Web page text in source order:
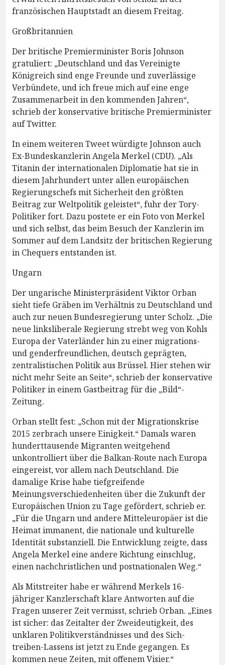
französischen Hauptstadt an diesem Freitag.
Großbritannien
Der britische Premierminister Boris Johnson
gratuliert: „Deutschland und das Vereinigte
Königreich sind enge Freunde und zuverlässige
Verbündete, und ich freue mich auf eine enge
Zusammenarbeit in den kommenden Jahren“,
schrieb der konservative britische Premierminister
auf Twitter.
In einem weiteren Tweet würdigte Johnson auch
Ex-Bundeskanzlerin Angela Merkel (CDU). „Als
Titanin der internationalen Diplomatie hat sie in
diesem Jahrhundert unter allen europäischen
Regierungschefs mit Sicherheit den größten
Beitrag zur Weltpolitik geleistet“, fuhr der Tory-
Politiker fort. Dazu postete er ein Foto von Merkel
und sich selbst, das beim Besuch der Kanzlerin im
Sommer auf dem Landsitz der britischen Regierung
in Chequers entstanden ist.
Ungarn
Der ungarische Ministerpräsident Viktor Orban
sieht tiefe Gräben im Verhältnis zu Deutschland und
auch zur neuen Bundesregierung unter Scholz. „Die
neue linksliberale Regierung strebt weg von Kohls
Europa der Vaterländer hin zu einer migrations-
und genderfreundlichen, deutsch geprägten,
zentralistischen Politik aus Brüssel. Hier stehen wir
nicht mehr Seite an Seite“, schrieb der konservative
Politiker in einem Gastbeitrag für die „Bild“-
Zeitung.
Orban stellt fest: „Schon mit der Migrationskrise
2015 zerbrach unsere Einigkeit.“ Damals waren
hunderttausende Migranten weitgehend
unkontrolliert über die Balkan-Route nach Europa
eingereist, vor allem nach Deutschland. Die
damalige Krise habe tiefgreifende
Meinungsverschiedenheiten über die Zukunft der
Europäischen Union zu Tage gefördert, schrieb er.
„Für die Ungarn und andere Mitteleuropäer ist die
Heimat immanent, die nationale und kulturelle
Identität substanziell. Die Entwicklung zeigte, dass
Angela Merkel eine andere Richtung einschlug,
einen nachchristlichen und postnationalen Weg.“
Als Mitstreiter habe er während Merkels 16-
jähriger Kanzlerschaft klare Antworten auf die
Fragen unserer Zeit vermisst, schrieb Orban. „Eines
ist sicher: das Zeitalter der Zweideutigkeit, des
unklaren Politikverständnisses und des Sich-
treiben-Lassens ist jetzt zu Ende gegangen. Es
kommen neue Zeiten, mit offenem Visier.“